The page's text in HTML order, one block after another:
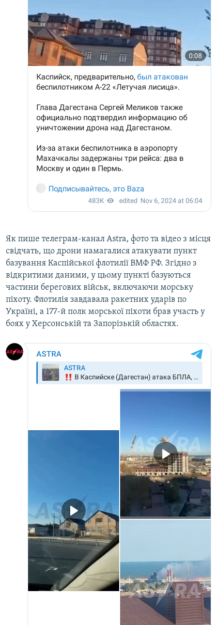
Як пише телеграм-канал Astra, фото та відео з місця
свідчать, що дрони намагалися атакувати пункт
базування Каспійської флотилії ВМФ РФ. Згідно з
відкритими даними, у цьому пункті базуються
частини берегових військ, включаючи морську
піхоту. Флотилія завдавала ракетних ударів по
Україні, а 177-й полк морської піхоти брав участь у
боях у Херсонській та Запорізькій областях.